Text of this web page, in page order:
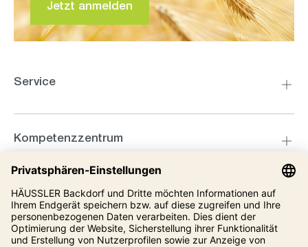
Jetzt anmelden
Service
Kompetenzzentrum
Informationen